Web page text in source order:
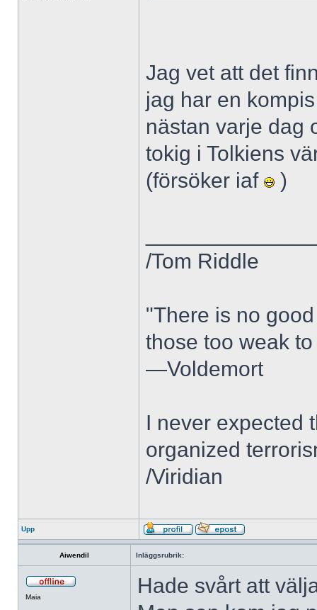
Jag vet att det
jag har en
nästan varje dag
tokig i Tolkiens
(försöker iaf
)
/Tom Riddle
"There is no
those too weak
—Voldemort
I never expected
organized
/Viridian
Upp
Aiwendil Inläggsrubrik:
Maia
Hade svårt att